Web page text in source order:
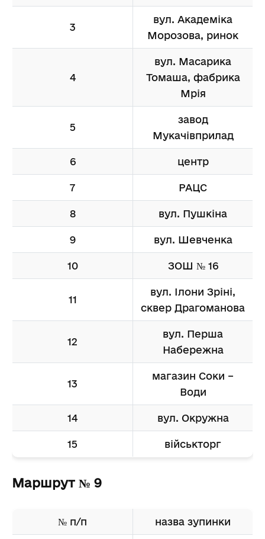
3
вул. Академіка
Морозова, ринок
4
вул. Масарика
Томаша, фабрика
Мрія
5
завод
Мукачівприлад
6 центр
7 РАЦС
8 вул. Пушкіна
9 вул. Шевченка
10 ЗОШ № 16
11
вул. Ілони Зріні,
сквер Драгоманова
12
вул. Перша
Набережна
13
магазин Соки –
Води
14 вул. Окружна
15 військторг
Маршрут № 9
№ п/п назва зупинки